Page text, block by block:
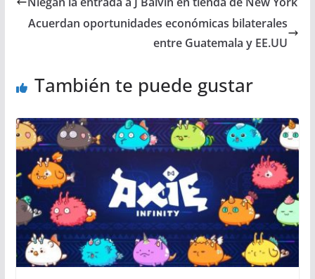
Acuerdan oportunidades económicas bilaterales
entre Guatemala y EE.UU
También te puede gustar